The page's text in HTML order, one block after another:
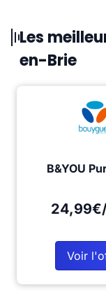
Les
en-Brie
B&YOU
Voir